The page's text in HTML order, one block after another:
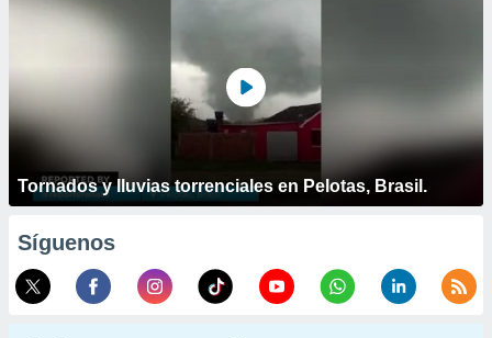
Tornados y lluvias torrenciales en Pelotas, Brasil.
Síguenos